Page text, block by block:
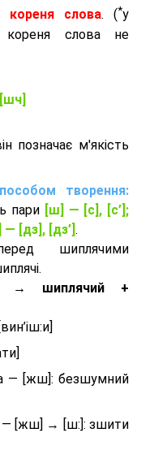
слова. (*у
кореня слова не
[шч]
позначає м'якість
творення:
пари [ш] — [c], [с’];
[дз], [дз’] .
шиплячими
→ шиплячий +
— [жш]: безшумний
— [жш] → [ш:]: зшити